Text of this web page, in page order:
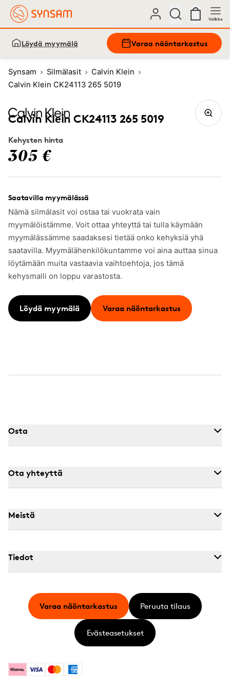
Valikko
Löydä myymälä Varaa näöntarkastus
Synsam Silmälasit
Calvin Klein
Calvin Klein CK24113 265 5019
Calvin Klein CK24113 265 5019
Kehysten hinta
305 €
Saatavilla myymälässä
Nämä silmälasit voi ostaa tai vuokrata vain
myymälöistämme. Voit ottaa yhteyttä tai tulla käymään
myymälässämme saadaksesi tietää onko kehyksiä yhä
saatavilla. Myymälähenkilökuntamme voi aina auttaa sinua
löytämään muita vastaavia vaihtoehtoja, jos tämä
kehysmalli on loppu varastosta.
Löydä myymälä Varaa näöntarkastus
Osta
Ota yhteyttä
Meistä
Tiedot
KlarnaVisa MastercardAmerican Express
Varaa näöntarkastus Peruuta tilaus
Evästeasetukset